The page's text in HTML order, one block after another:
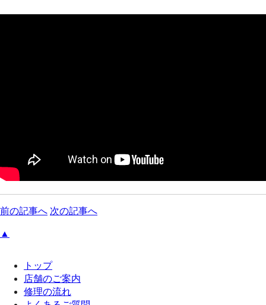
前の記事へ 次の記事へ
▲
トップ
店舗のご案内
修理の流れ